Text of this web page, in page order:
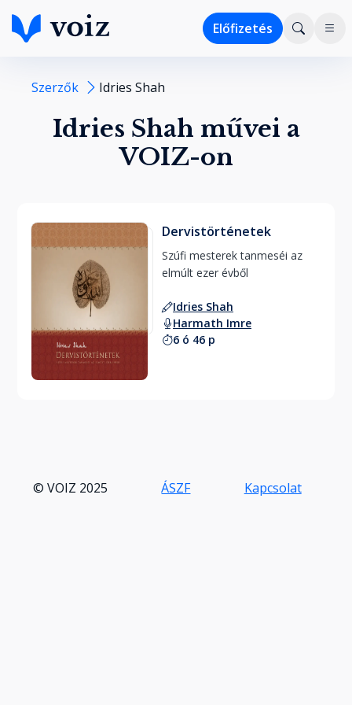
Előfizetés
Szerzők Idries Shah
Idries Shah művei a
VOIZ-on
Dervistörténetek
Szúfi mesterek tanmeséi az
Idries Shah
Harmath Imre
6 ó 46 p
© VOIZ 2025 ÁSZF Kapcsolat